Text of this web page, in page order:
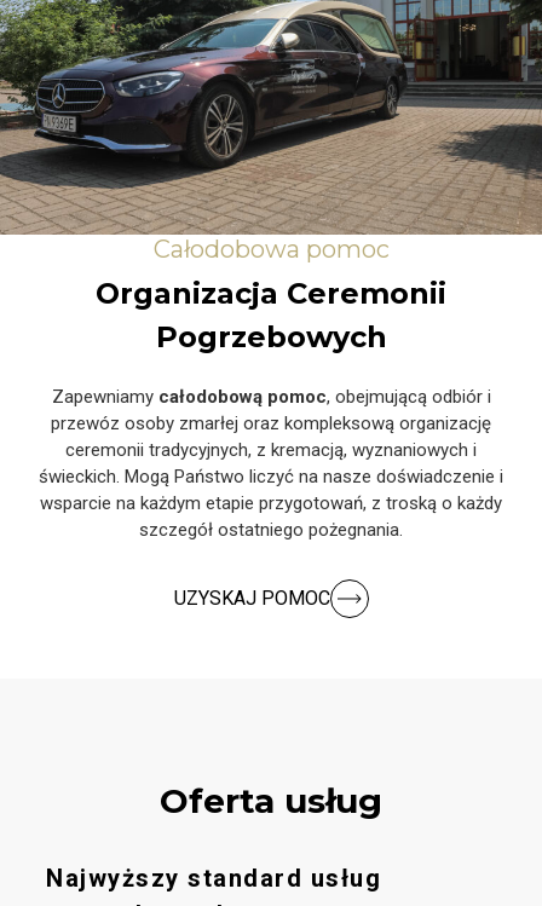
Całodobowa pomoc
Organizacja Ceremonii
Pogrzebowych
Zapewniamy całodobową pomoc, obejmującą odbiór i
przewóz osoby zmarłej oraz kompleksową organizację
ceremonii tradycyjnych, z kremacją, wyznaniowych i
świeckich. Mogą Państwo liczyć na nasze doświadczenie i
wsparcie na każdym etapie przygotowań, z troską o każdy
szczegół ostatniego pożegnania.
UZYSKAJ POMOC
Oferta usług
Najwyższy standard usług